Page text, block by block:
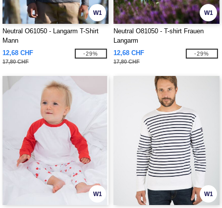
W1
Neutral O61050 - Langarm T-Shirt
Mann
12,68 CHF
17,80 CHF
-29%
W1
Neutral O81050 - T-shirt Frauen
Langarm
12,68 CHF
17,80 CHF
-29%
W1 W1